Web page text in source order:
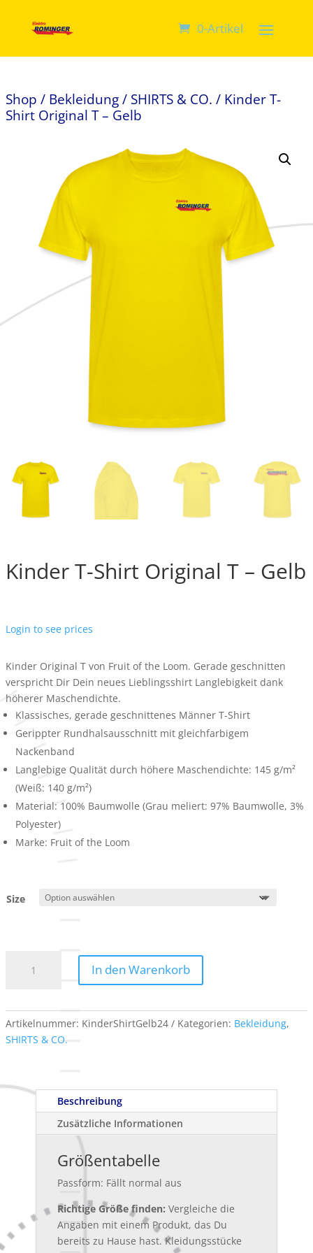
0-Artikel
Shop / Bekleidung/ SHIRTS & CO. / Kinder T-
Shirt Original T – Gelb
Kinder T-Shirt Original T – Gelb
Login to see prices
Kinder Original T von Fruit of the Loom. Gerade geschnitten
verspricht Dir Dein neues Lieblingsshirt Langlebigkeit dank
höherer Maschendichte.
Klassisches, gerade geschnittenes Männer T-Shirt
Gerippter Rundhalsausschnitt mit gleichfarbigem
Nackenband
Langlebige Qualität durch höhere Maschendichte: 145 g/m²
(Weiß: 140 g/m²)
Material: 100% Baumwolle (Grau meliert: 97% Baumwolle, 3%
Polyester)
Marke: Fruit of the Loom
Size
T
-
In den Warenkorb
Artikelnummer: KinderShirtGelb24 Kategorien: Bekleidung,
SHIRTS & CO.
Beschreibung
Zusätzliche Informationen
Größentabelle
Passform: Fällt normal aus
Richtige Größe finden: Vergleiche die
Angaben mit einem Produkt, das Du
bereits zu Hause hast. Kleidungsstücke